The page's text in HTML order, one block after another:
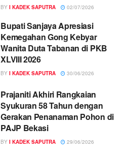
BY I KADEK SAPUTRA 02/07/2026
Bupati Sanjaya Apresiasi
Kemegahan Gong Kebyar
Wanita Duta Tabanan di PKB
XLVIII 2026
BY I KADEK SAPUTRA 30/06/2026
Prajaniti Akhiri Rangkaian
Syukuran 58 Tahun dengan
Gerakan Penanaman Pohon di
PAJP Bekasi
BY I KADEK SAPUTRA 29/06/2026